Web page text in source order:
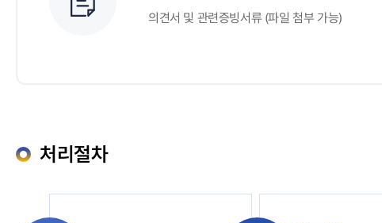
의견서 및 관련증빙서류 (파일 첨부 가능)
처리절차